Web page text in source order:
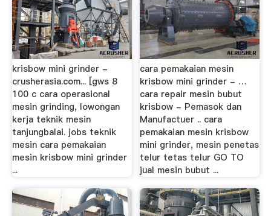
krisbow mini grinder -
crusherasia.com... [gws 8
100 c cara operasional
mesin grinding, lowongan
kerja teknik mesin
tanjungbalai. jobs teknik
mesin cara pemakaian
mesin krisbow mini grinder
...
cara pemakaian mesin
krisbow mini grinder - …
cara repair mesin bubut
krisbow - Pemasok dan
Manufactuer .. cara
pemakaian mesin krisbow
mini grinder, mesin penetas
telur tetas telur GO TO
jual mesin bubut ...